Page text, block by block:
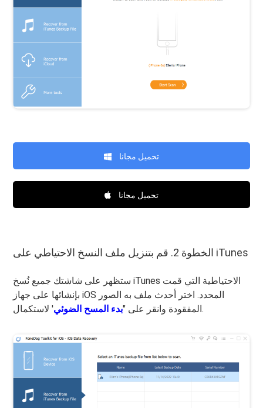
تحميل مجانا
تحميل مجانا
الخطوة 2. قم بتنزيل ملف النسخ الاحتياطي على iTunes
ستظهر على شاشتك جميع نُسخ iTunes الاحتياطية التي قمت
بإنشائها على جهاز iOS المحدد. اختر أحدث ملف به الصور
المفقودة وانقر على "بدء المسح الضوئي ' لاستكمال.